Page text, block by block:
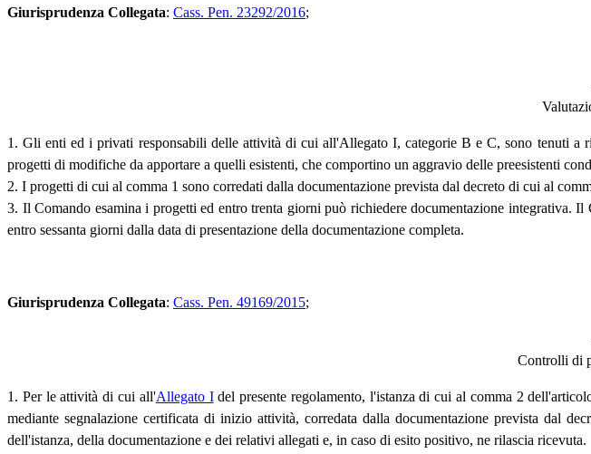
Giurisprudenza Collegata: Cass. Pen. 23292/2016;
1. Gli enti ed i privati responsabili delle attività di cui all'Allegato I, categorie B e C, sono tenuti a
progetti di modifiche da apportare a quelli esistenti, che comportino un aggravio delle preesistenti
2. I progetti di cui al comma 1 sono corredati dalla documentazione prevista dal decreto di cui al
3. Il Comando esamina i progetti ed entro trenta giorni può richiedere documentazione integrativa.
entro sessanta giorni dalla data di presentazione della documentazione completa.
Giurisprudenza Collegata: Cass. Pen. 49169/2015;
Controlli di
1. Per le attività di cui all'Allegato Idel presente regolamento, l'istanza di cui al comma 2
mediante segnalazione certificata di inizio attività, corredata dalla documentazione prevista dal
dell'istanza, della documentazione e dei relativi allegati e, in caso di esito positivo, ne rilascia ricevuta.